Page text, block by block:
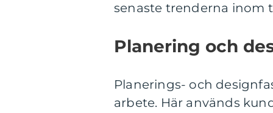
senaste trenderna inom
Planering och
Planerings- och
arbete. Här används